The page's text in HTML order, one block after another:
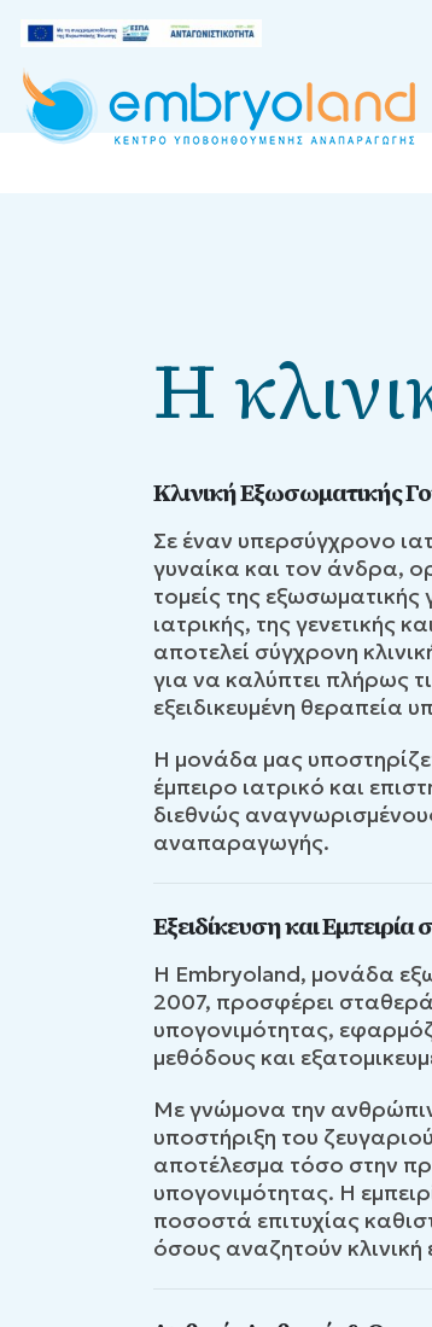
Η
Κλινική Εξωσωματικής
Σε έναν υπερσύγχρονο
γυναίκα και τον άνδρα,
τομείς της εξωσωματικής
ιατρικής, της γενετικής
αποτελεί σύγχρονη
για να καλύπτει πλήρως
εξειδικευμένη θεραπεία
Η μονάδα μας
έμπειρο ιατρικό και
διεθνώς
αναπαραγωγής.
Εξειδίκευση και Εμπειρία
Η Embryoland, μονάδα
2007, προσφέρει
υπογονιμότητας,
μεθόδους και
Με γνώμονα την
υποστήριξη του
αποτέλεσμα τόσο στην
υπογονιμότητας. Η
ποσοστά επιτυχίας
όσους αναζητούν